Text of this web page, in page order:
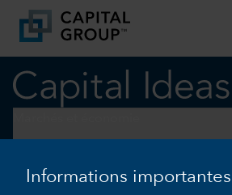
Informations importantes
ACTIONS AMÉRICAINES